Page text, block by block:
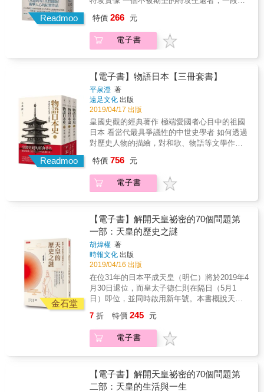
者，為首的就是羅斯福總統。因此才會有「必
須是日本先開第一槍」的說法。 而負責實行指
山本五十六，卻是在地球的另一端積極地「配
合」著備戰，為日本如何成功「開第一槍」做
好準備。不管大家在心裡怎樣期待，轉動的戰
一槍」的說法不脛而走，半藤一利認為，毫無
疑問這是羅斯福的意思。 「殺吧！我們的敵人
英美！」當收音機中播出《軍艦進行曲》，大
本營發表著驚人大勝利報告。日本在珍珠港獲
得大勝利日本人完全不知道開戰第一天歐洲的
潮流就已經逆轉，還沉醉在勝利當中，做著安
穩的美夢。 得知珍珠港事件發生之後，美國總
真的相當糟糕啊！」美國國內一片沸騰。國民
的情感也整個團結在一起：「現在美國該做的
事，就是把小日本那口暴牙狠狠地打斷啦！」
偷襲」的施行者，美國國民因為珍珠港遭到無
預警偷襲而激憤不已，從而導致全體的團結，
發誓報仇的聲浪也益發澎湃高漲。 珍珠港，是
日本「大東亞戰爭」美夢的起點，卻也是噩夢
的開始。
人亡，領地或被全數沒收，或被大量削減。這
些以「敗軍」之名遭到沒收的領地，多數成為
勝利者「豐臣東軍」們和德川家的囊中物。在
名，甚至影響後人對他們的理解及評價。 然
而，上述情況隨著近年各種日本戰國主題的電
玩遊戲與大河劇的帶動，加以日本各道、府、
縣、町、村透過觀光刺激當地經濟和發展，不
少日本的歷史人物都獲得了「重生」和「去污
名」的機會，本書主角「豐臣西軍」的大名
們，便是其中一批顯著的例子。 於是，包括石
田三成、大谷吉繼和島津義弘在內的昔日敗
者，現今不但贏得家鄉人民，以至不少日本國
雄」的形象，力壓四百多年前的勝者「豐臣東
軍」。 ⊙悲劇不一定能創造英雄！一揭關原之
戰的敗者面紗 本書的寫作目的，除了期望透過
及遊戲熱潮所帶動的「平反情緒」外，更將帶
領讀者一同重返那場驚天動地的會戰現場，站
在「豐臣西軍」的視角，進行一場釐清戰爭始
末的「歷史探索」。 在本書的第一部「關原戰
史」中，作者將利用最新的研究和史料，與大
家一起探討關原之戰的來龍去脈，並將它分為
五個章節，方便讀者了解這場大戰的起承轉
合，直至豐臣西軍的大名們敗退為止；在第二
討關原之戰裡的一些熱門問題，同時剖析這一
群曾遭貶抑、再被高舉的豐臣西軍們的虛虛實
實。 本書特色 《日本戰國‧織豐時代史》暢銷
作家胡煒權 中文世界最令人期待的戰國史寫作
人類的歷史，各式各樣的鬥爭輪番上演。在日
本戰國時代這樣長期戰亂不堪的混亂時代裡，
有邏輯地一次了解日本從古至今的發展與轉
折！而且你會明白，原來日本史這麼好玩！作
一冊！ ★ 關於日本的二三事，你都知道嗎？
◎ 天皇也是通勤族！聖德太子居住的宮殿距離
都城有16公里，每天都要進城處理政務的他，
和現代上班族一樣是辛苦的通勤族。 ◎ 末代將
軍德川慶喜答應「大政奉還」，將政權還給天
皇，為什麼倒幕派還是發動了武力政變？ ◎ 對
外交貿易十分積極的德川家康，麾下竟然曾經
出現允許配戴武士刀的白人武士？ ◎ 遷都是家
常便飯！奈良時代遷都之頻繁，在京都市內搬
來搬去，不到十年就搬一次的奇特景況是為什
麼？ 本書特色 【豐富的趣味手繪插圖】篇篇都
給你滿滿的插畫！讓你讀歷史不再覺得枯燥乏
味，且更有助於圖像化記憶！ 【各時代重點化
繁為簡】筆調簡潔、清晰，以更簡單的角度敘
述困難複雜的史料，快速看懂時代變化和歷史
從舊石器時代到21世紀，清晰的歷史流動，最
適合初探日本歷史的大眾讀者。 名人推薦 宋彥
陞｜時空偵探、專欄作家 茂呂美耶｜日本文化
達人 陳建守｜「說書Speaking of Books」創辦
人 普通人｜《非普通三國》作者 楊錦昌｜輔仁
大學日文系教授 （依姓氏筆畫排序）
Readmoo
聞的作戰行動，以及特攻背後的深層心理 一段
最殘酷的歷史記憶，在此復活。 & 「為什麼日
軍會成立特攻隊？成效好嗎？」 「除了神風特
麼樣了？」 如果你曾經思考過這些問題，本書
將透過一個真實故事為你提供可能的解答。 &
1944年，日本陸軍第一批特攻隊「萬朵隊」的
飛行員．佐佐木友次 儘管面臨突如其來的死亡
宣告，甚至被上級命令「不准活著回來」等惡
言惡語， 卻在短短一個多月內出擊了九次皆成
功生還。 一個熱愛飛機的21歲青年，是如何承
受參謀的怒火和旁人的非議 起身對抗把生命當
作消耗品的集團意識，守護人命的尊嚴？ & 從
生還者的心路歷程 太平洋戰爭末期，試圖挽回
頹勢的日軍組成以自殺攻擊為手段的「特別攻
擊隊」，駕駛著裝滿炸彈的飛機衝撞敵軍船
艦，上千位年輕的生命因此凋零。然而在這當
中卻有一個特攻隊員，違背了上級不准他活著
回來的命令，在九次的出擊作戰中成功生還，
並於戰後輾轉返回家鄉。他的名字叫做佐佐木
友次，當年參與特攻時才21歲，並於2016年離
開人世，享年92歲。本書作者結合了各種參考
資料以及有幸於2015年訪問佐佐木先生留下的
珍貴訪談紀錄，還原這位「軍神」的傳奇生
涯，講述他被告知成為特攻隊員後面對的各種
傳達他所對抗的一切、經歷的痛苦以及抉擇取
捨，以及他究竟是如何倖存下來，對自己的生
還又有什麼想法。 & 是自願還是命令？從「被
者的角度加以撰述，作者鴻上尚史發揮了他身
為劇場導演的感性，在精彩呈現佐佐木友次的
特價 266 元
電子書
Readmoo
【電子書】物語日本【三冊套書】
平泉澄 著
遠足文化 出版
2019/04/17 出版
皇國史觀的經典著作 極端愛國者心目中的祖國
日本 看當代最具爭議性的中世史學者 如何透過
對歷史人物的描繪，對和歌、物語等文學作品
語日本史》有上、中、下共三冊。 上冊回溯神
話時代，探討日本建國的起源。描繪古代日本
在大和、奈良時期的風姿，從人物層面綜觀平
的平安時期以享盡榮華權貴的藤原氏為代表的
貴族文化，隨著地方政治的動亂逐漸衰落，由
新興的武家勢力源氏與平氏展開宿命的權力鬥
爭。本冊講述始於保元、平治之亂的源平合戰
直至室町幕府的終結，刻劃出亂世之下混沌失
序的武家政治。最終在歷經平清盛、源賴朝以
及足利尊氏的霸權之後，日本的中世時期以應
仁之亂劃下句點；下冊以應仁之亂揭開群雄割
據、世道紛亂的戰國時代。政權從織田信長、
豐臣秀吉移轉至德川家康，在德川幕府時代安
來衝擊，國家在攘夷或開國的取捨之間，逐漸
走向明治維新的變革道路。本冊除了闡明作為
變革思想基礎的吉田松陰等人的國學系譜，也
跡。 ※ 誰是平泉澄？何謂皇國史觀？ 「平泉澄
=皇國史觀」，這是現今日本學界絕大多數人的
特價 756 元
電子書
金石堂
【電子書】解開天皇祕密的70個問題第
一部：天皇的歷史之謎
胡煒權 著
時報文化 出版
2019/04/16 出版
在位31年的日本平成天皇（明仁）將於2019年4
月30日退位，而皇太子德仁則在隔日（5月1
日）即位，並同時啟用新年號。本書概說天皇
疑問，尤其是關於一般外界對「天皇」的誤
解。 & 天皇作為日本文化的代表，是謎一般的
存在。 「萬世一系的天皇制會走向完結嗎？」
&hellip;&hellip; 一部為華人讀者而寫的天皇解
說書，打破你對日本天皇的誤解。 & 日本的天
7 折 特價 245 元
電子書
【電子書】解開天皇祕密的70個問題第
二部：天皇的生活與一生